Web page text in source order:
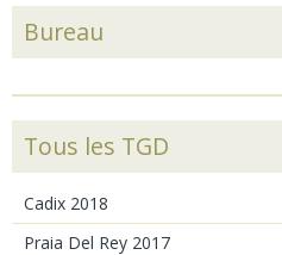
Bureau
Tous les TGD
Cadix 2018
Praia Del Rey 2017